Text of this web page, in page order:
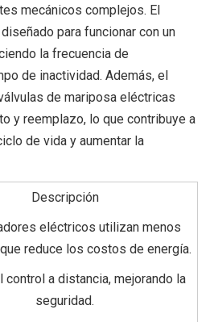
mecánicos complejos. El
para funcionar con un
la frecuencia de
de inactividad. Además, el
de mariposa eléctricas
y reemplazo, lo que contribuye a
de vida y aumentar la
Descripción
eléctricos utilizan menos
reduce los costos de energía.
control a distancia, mejorando la
seguridad.